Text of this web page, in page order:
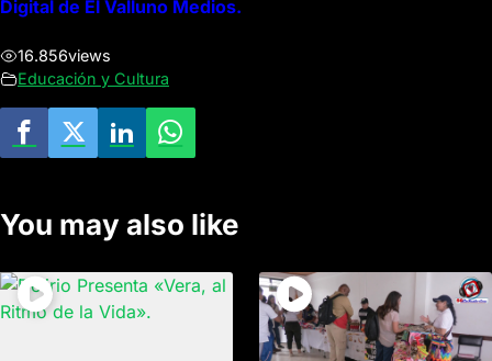
Digital de El Valluno Medios.
16.856views
Educación y Cultura
You may also like